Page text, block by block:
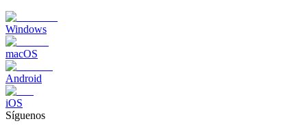
Windows
macOS
Android
iOS
Síguenos